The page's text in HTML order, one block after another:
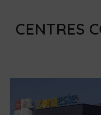
CENTRES